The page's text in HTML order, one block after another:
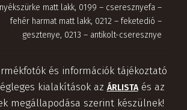
matt lakk, 0199 – cseresznyefa –
fehér harmat matt lakk, 0212 – feketedió –
gesztenye, 0213 – antikolt-cseresznye
és információk tájékoztató
kialakítások az ÁRLISTAés az
megállapodása szerint készülnek!